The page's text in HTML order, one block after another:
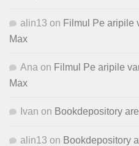
alin13 on Filmul Pe aripile
Max
Ana on Filmul Pe aripile
Max
Ivan on Bookdepository
alin13 on Bookdepository